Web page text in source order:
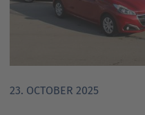
23. OCTOBER 2025